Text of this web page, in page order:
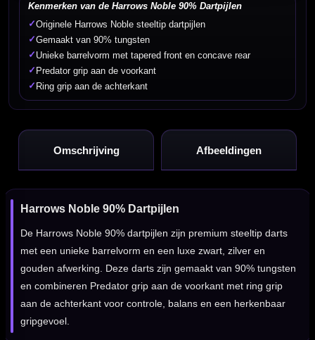
Kenmerken van de Harrows Noble 90% Dartpijlen
✓Originele Harrows Noble steeltip dartpijlen
✓Gemaakt van 90% tungsten
✓ Unieke barrelvorm met tapered front en concave rear
✓ Predator grip aan de voorkant
✓ Ring grip aan de achterkant
Omschrijving Afbeeldingen
Harrows Noble 90% Dartpijlen
De Harrows Noble 90% dartpijlen zijn premium steeltip darts
met een unieke barrelvorm en een luxe zwart, zilver en
gouden afwerking. Deze darts zijn gemaakt van 90% tungsten
en combineren Predator grip aan de voorkant met ring grip
aan de achterkant voor controle, balans en een herkenbaar
gripgevoel.